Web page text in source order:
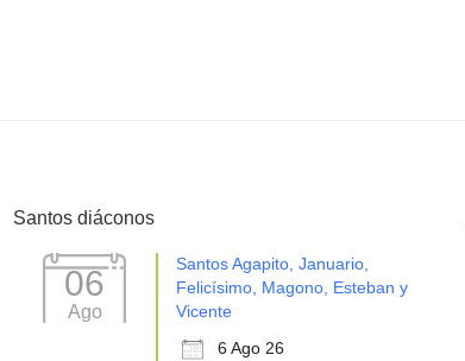
Santos diáconos
06
Ago
Santos Agapito, Januario,
Felicísimo, Magono, Esteban y
Vicente
6 Ago 26